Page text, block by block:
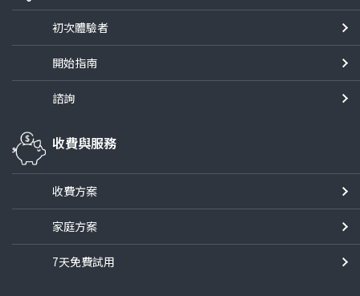
初次體驗者
開始指南
諮詢
收費與服務
收費方案
家庭方案
7天免費試用